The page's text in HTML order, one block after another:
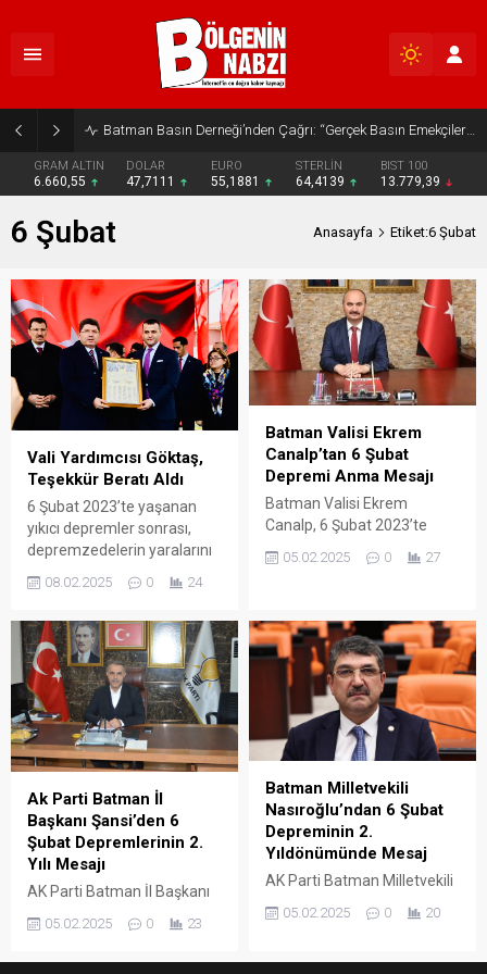
Batman Basın Derneği’nden Çağrı: “Gerçek Basın Emekçileri Desteklenmeli”
GRAM ALTIN
6.660,55
DOLAR
47,7111
EURO
55,1881
STERLİN
64,4139
BIST 100
13.779,39
6 Şubat Anasayfa Etiket:6 Şubat
Vali Yardımcısı Göktaş,
Teşekkür Beratı Aldı
6 Şubat 2023’te yaşanan
yıkıcı depremler sonrası,
depremzedelerin yaralarını
sarma adına Batman Vali
Yardımcısı Şükrü Alperen
İslahiye’de bulunduklarını ve
burada hemşehrileriyle bir
araya geldiklerini belirtti.
08.02.2025 0 24
Batman Valisi Ekrem
Canalp’tan 6 Şubat
Depremi Anma Mesajı
Batman Valisi Ekrem
Canalp, 6 Şubat 2023’te
meydana gelen ve 11 ili
açıklamalarda bulundu.
05.02.2025 0 27
Ak Parti Batman İl
Başkanı Şansi’den 6
Şubat Depremlerinin 2.
Yılı Mesajı
AK Parti Batman İl Başkanı
2023’te meydana gelen
05.02.2025 0 23
Batman Milletvekili
Nasıroğlu’ndan 6 Şubat
Depreminin 2.
Yıldönümünde Mesaj
AK Parti Batman Milletvekili
2023’te Kahramanmaraş
“asrın felaketi” olarak anılan
05.02.2025 0 20